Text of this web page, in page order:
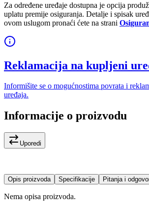
Za određene uređaje dostupna je opcija
uplatu premije osiguranja. Detalje i spisak
ovom uslugom pronaći ćete na strani
Reklamacija na kupljeni
Informišite se o mogućnostima povrata i
uređaja.
Informacije o proizvodu
Uporedi
Opis proizvoda Specifikacije Pitanja i
Nema opisa proizvoda.